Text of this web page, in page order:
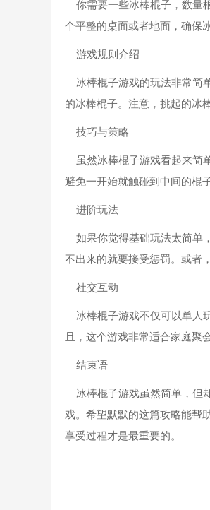
你需要一些冰棒棍子，数量
个平整的桌面或者地面，确保
游戏规则介绍
冰棒棍子游戏的玩法非常简
的冰棒棍子。注意，挑起的冰
技巧与策略
虽然冰棒棍子游戏看起来简
避免一开始就触碰到中间的棍
进阶玩法
如果你觉得基础玩法太简单
不出来的就要接受惩罚。或者
社交互动
冰棒棍子游戏不仅可以单人
且，这个游戏非常适合家庭聚
结束语
冰棒棍子游戏虽然简单，但
戏。希望默默的这篇攻略能帮
享受过程才是最重要的。